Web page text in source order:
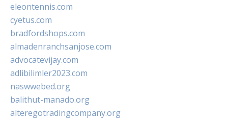
eleontennis.com
cyetus.com
bradfordshops.com
almadenranchsanjose.com
advocatevijay.com
adlibilimler2023.com
naswwebed.org
balithut-manado.org
alteregotradingcompany.org